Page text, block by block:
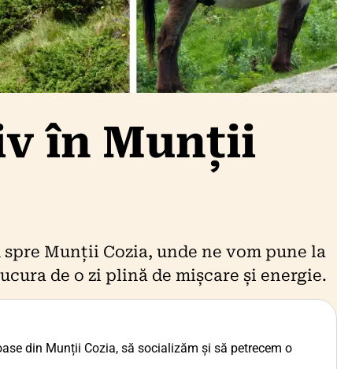
în Munții
spre Munții Cozia, unde ne vom pune la
de o zi plină de mișcare și energie.
din Munții Cozia, să socializăm și să petrecem o